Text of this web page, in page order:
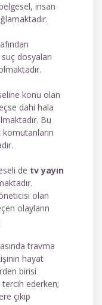
insan
dosyaları
konu olan
dahi hala
Bu
de tv yayın
olan
olayların
travma
hayat
birisi
tercih ederken;
çıkıp